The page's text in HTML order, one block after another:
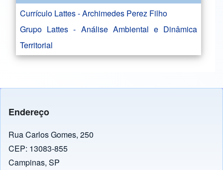
Currículo Lattes - Archimedes Perez Filho
Grupo Lattes - Análise Ambiental e Dinâmica
Territorial
Endereço
Rua Carlos Gomes, 250
CEP: 13083-855
Campinas, SP